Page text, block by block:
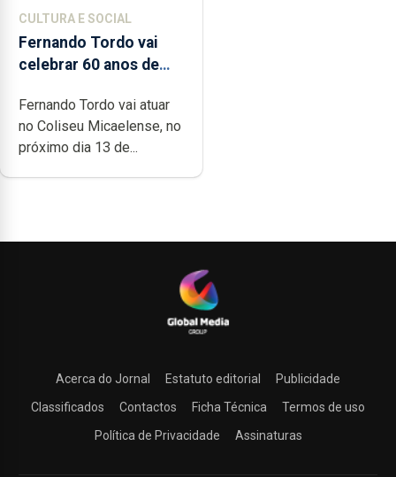
CULTURA E SOCIAL
Fernando Tordo vai
celebrar 60 anos de
Micaelense
Fernando Tordo vai atuar
no Coliseu Micaelense, no
próximo dia 13 de...
Acerca do Jornal Estatuto editorial
Publicidade
Classificados
Contactos Ficha Técnica
Termos de uso
Política de Privacidade
Assinaturas